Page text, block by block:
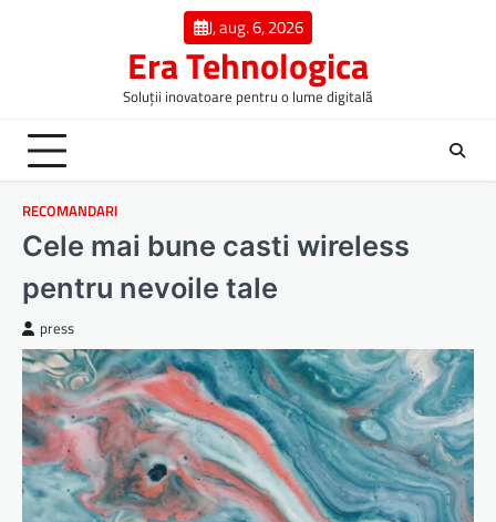
J, aug. 6, 2026
Era Tehnologica
Soluții inovatoare pentru o lume digitală
RECOMANDARI
Cele mai bune casti wireless
pentru nevoile tale
press